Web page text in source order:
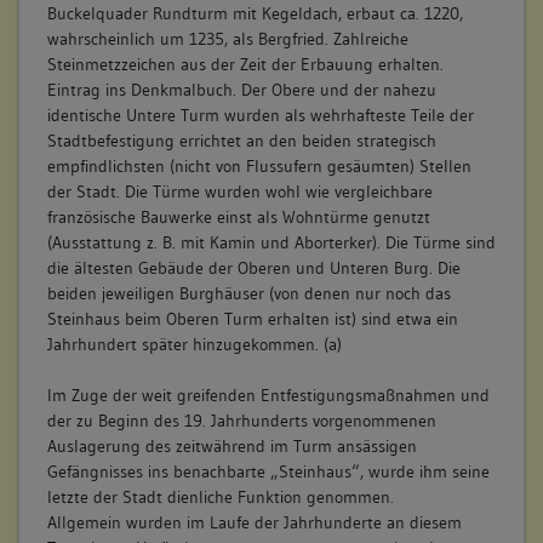
Buckelquader Rundturm mit Kegeldach, erbaut ca. 1220,
wahrscheinlich um 1235, als Bergfried. Zahlreiche
Steinmetzzeichen aus der Zeit der Erbauung erhalten.
Eintrag ins Denkmalbuch. Der Obere und der nahezu
identische Untere Turm wurden als wehrhafteste Teile der
Stadtbefestigung errichtet an den beiden strategisch
empfindlichsten (nicht von Flussufern gesäumten) Stellen
der Stadt. Die Türme wurden wohl wie vergleichbare
französische Bauwerke einst als Wohntürme genutzt
(Ausstattung z. B. mit Kamin und Aborterker). Die Türme sind
die ältesten Gebäude der Oberen und Unteren Burg. Die
beiden jeweiligen Burghäuser (von denen nur noch das
Steinhaus beim Oberen Turm erhalten ist) sind etwa ein
Jahrhundert später hinzugekommen. (a)
Im Zuge der weit greifenden Entfestigungsmaßnahmen und
der zu Beginn des 19. Jahrhunderts vorgenommenen
Auslagerung des zeitwährend im Turm ansässigen
Gefängnisses ins benachbarte „Steinhaus“, wurde ihm seine
letzte der Stadt dienliche Funktion genommen.
Allgemein wurden im Laufe der Jahrhunderte an diesem